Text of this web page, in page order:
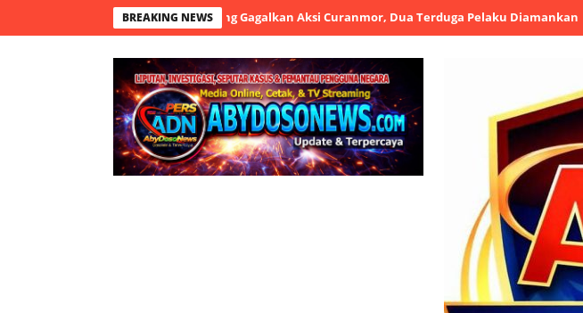
BREAKING NEWS
Polresta Tangerang Gagalkan Aksi Curanmor, Dua Terduga Pelaku Diamankan Kapolres